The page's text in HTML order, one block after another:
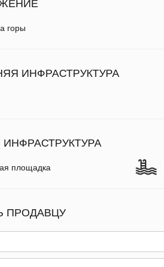
горы
ИНФРАСТРУКТУРА
площадка
ПРОДАВЦУ